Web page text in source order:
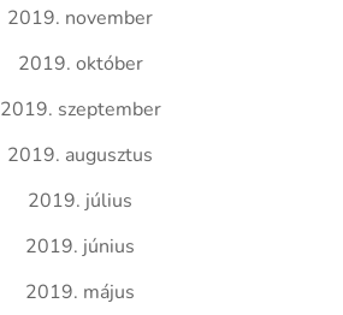
2019. november
2019. október
2019. szeptember
2019. augusztus
2019. július
2019. június
2019. május